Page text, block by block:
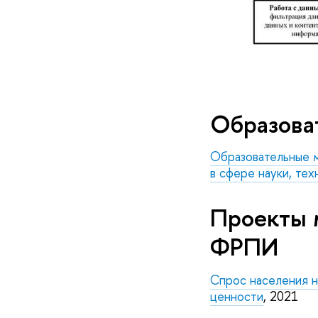
Образовательные
в сфере науки,
Проекты
ФРПИ
Спрос населения
ценности, 2021